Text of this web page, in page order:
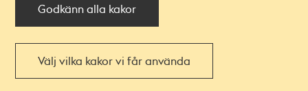
Godkänn alla kakor
Välj vilka kakor vi får använda